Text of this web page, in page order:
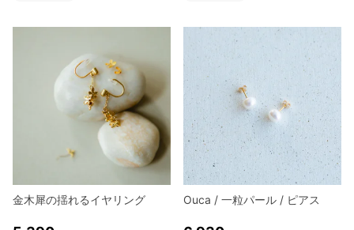
金木犀の揺れるイヤリング Ouca / 一粒パール / ピアス